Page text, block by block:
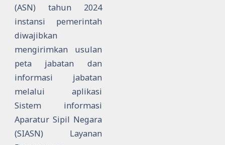
(ASN) tahun 2024
instansi pemerintah
diwajibkan
mengirimkan usulan
peta jabatan dan
informasi jabatan
melalui aplikasi
Sistem informasi
Aparatur Sipil Negara
(SIASN) Layanan